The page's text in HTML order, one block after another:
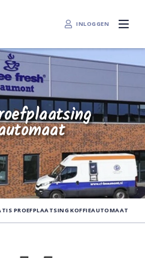
INLOGGEN
PROEFPLAATSING KOFFIEAUTOMAAT